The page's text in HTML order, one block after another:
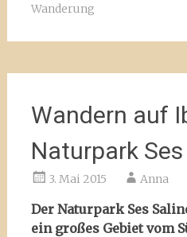
Wanderung
Wandern auf
Naturpark
3. Mai 2015 Anna
Der Naturpark Ses
ein großes Gebiet vom